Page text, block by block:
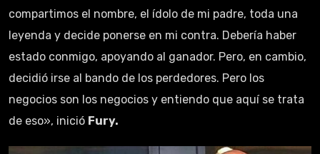
compartimos el nombre, el ídolo de mi padre, toda una
leyenda y decide ponerse en mi contra. Debería haber
estado conmigo, apoyando al ganador. Pero, en cambio,
decidió irse al bando de los perdedores. Pero los
negocios son los negocios y entiendo que aquí se trata
de eso», inició Fury.